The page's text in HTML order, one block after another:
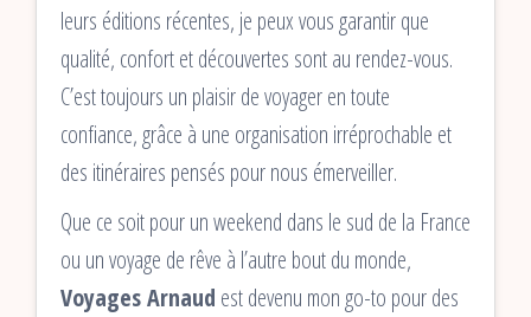
leurs éditions récentes, je peux vous garantir que
qualité, confort et découvertes sont au rendez-vous.
C’est toujours un plaisir de voyager en toute
confiance, grâce à une organisation irréprochable et
des itinéraires pensés pour nous émerveiller.
Que ce soit pour un weekend dans le sud de la France
ou un voyage de rêve à l’autre bout du monde,
Voyages Arnaud est devenu mon go-to pour des